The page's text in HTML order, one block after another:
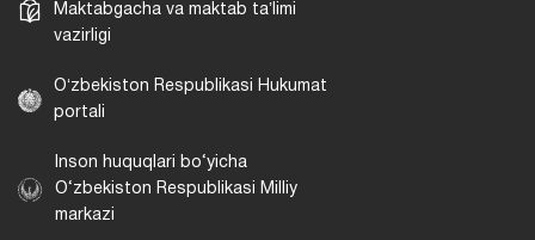
Maktabgacha va maktab taʼlimi
vazirligi
Oʻzbekiston Respublikasi Hukumat
portali
Inson huquqlari bo‘yicha
O‘zbekiston Respublikasi Milliy
markazi